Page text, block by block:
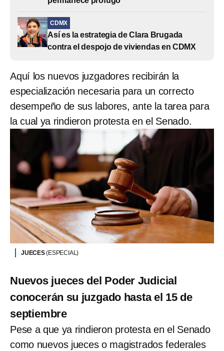
CDMX
Así es la estrategia de Clara Brugada
contra el despojo de viviendas en CDMX
Aquí los nuevos juzgadores recibirán la
especialización necesaria para un correcto
desempeño de sus labores, ante la tarea para
la cual ya rindieron protesta en el Senado.
JUECES(ESPECIAL)
Nuevos jueces del Poder Judicial
conocerán su juzgado hasta el 15 de
septiembre
Pese a que ya rindieron protesta en el Senado
como nuevos jueces o magistrados federales